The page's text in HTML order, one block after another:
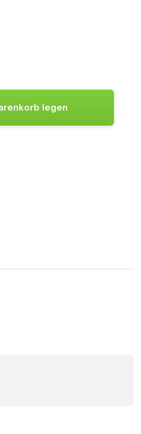
1. Verwenden Sie Pfeile oder
legen
Geschenkpapier 2 x 0,7 m,